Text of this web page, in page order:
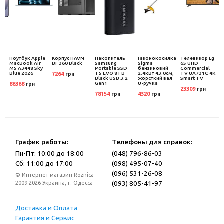
Ноутбук Apple
MacBook Air
M5 A3448 Sky
Blue 2026
86368 грн
Корпус HAVN
BF 360 Black
7264 грн
Накопитель
Samsung
Portable SSD
T5 EVO 8TB
Black USB 3.2
Gen1
78154 грн
Газонокосилка
Sigma
бензиновий
2.4кВт 43.0см,
жорсткий вал
U-ручка
4320 грн
Телевизор Lg
65 UHD
Commercial
TV UA731C 4K
Smart TV
23309 грн
График работы:
Пн-Пт: 10:00 до 18:00
Сб: 11:00 до 17:00
© Интернет-магазин Roznica
2009-2026 Украина, г. Одесса
Телефоны для справок:
(048) 796-86-03
(098) 495-07-40
(096) 531-26-08
(093) 805-41-97
Доставка и Оплата
Гарантия и Сервис